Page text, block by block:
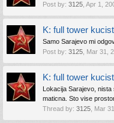
Post by: 3125 Apr 1,
K: full tower
Samo Sarajevo mi
Post by: 3125 Mar 31,
K: full tower
Lokacija Sarajevo,
maticna. Sto vise
Thread by: 3125 Mar